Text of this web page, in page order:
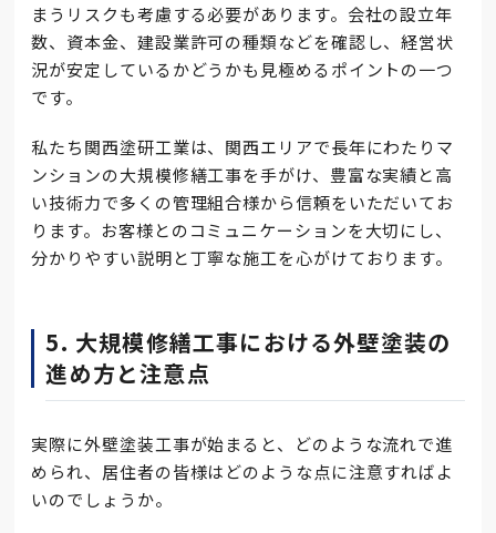
まうリスクも考慮する必要があります。会社の設立年
数、資本金、建設業許可の種類などを確認し、経営状
況が安定しているかどうかも見極めるポイントの一つ
です。
私たち関西塗研工業は、関西エリアで長年にわたりマ
ンションの大規模修繕工事を手がけ、豊富な実績と高
い技術力で多くの管理組合様から信頼をいただいてお
ります。お客様とのコミュニケーションを大切にし、
分かりやすい説明と丁寧な施工を心がけております。
5. 大規模修繕工事における外壁塗装の
進め方と注意点
実際に外壁塗装工事が始まると、どのような流れで進
められ、居住者の皆様はどのような点に注意すればよ
いのでしょうか。